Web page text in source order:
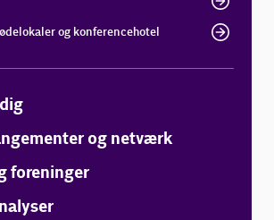
og konferencehotel
og netværk
foreninger